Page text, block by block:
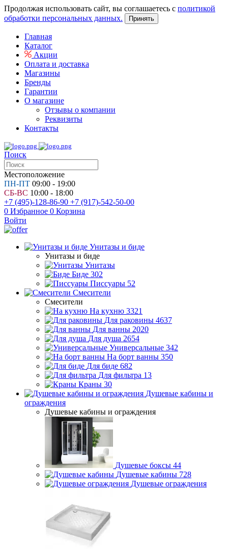
Продолжая использовать сайт, вы соглашаетесь с политикой
обработки персональных данных.
Принять
Главная
Каталог
Акции
Оплата и доставка
Магазины
Бренды
Гарантии
О магазине
Отзывы о компании
Реквизиты
Контакты
Поиск
Местоположение
ПН-ПТ 09:00 - 19:00
СБ-ВС 10:00 - 18:00
+7 (495)-128-86-90 +7 (917)-542-50-00
0 Избранное 0 Корзина
Войти
Унитазы и биде
Унитазы и биде
Унитазы
Биде 302
Писсуары 52
Смесители
Смесители
На кухню 3321
Для раковины 4637
Для ванны 2020
Для душа 2654
Универсальные 342
На борт ванны 350
Для биде 682
Для фильтра 13
Краны 30
Душевые кабины и
ограждения
Душевые кабины и ограждения
Душевые боксы 44
Душевые кабины 728
Душевые ограждения